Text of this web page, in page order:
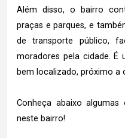
Além disso, o bairro
praças e parques, e
de transporte público,
moradores pela cidade. É
bem localizado, próximo a
Conheça abaixo
neste bairro!